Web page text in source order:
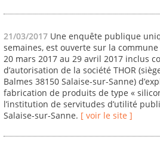
21/03/2017 Une enquête publique
semaines, est ouverte sur la
20 mars 2017 au 29 avril 2017 inclus
d’autorisation de la société THOR
Balmes 38150 Salaise-sur-Sanne)
fabrication de produits de type «
l’institution de servitudes d’utilité
Salaise-sur-Sanne. [ voir le site ]